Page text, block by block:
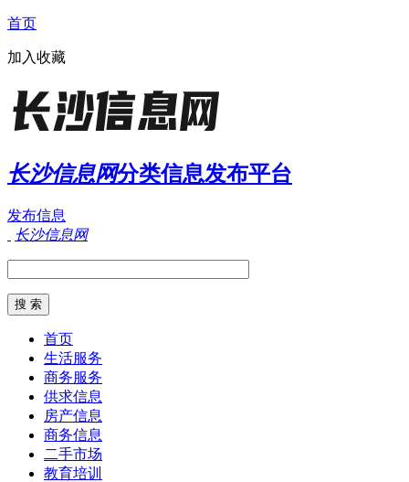
首页
加入收藏
长沙信息网分类信息发布平台
发布信息
长沙信息网
首页
生活服务
商务服务
供求信息
房产信息
商务信息
二手市场
教育培训